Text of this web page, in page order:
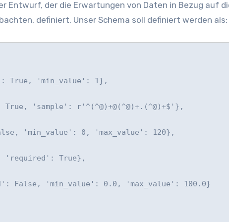
Entwurf, der die Erwartungen von Daten in Bezug auf
definiert. Unser Schema soll definiert werden als:
'min_value': 1},
r'^(^@)+@(^@)+.(^@)+$'},
0, 'max_value': 120},
True},
'min_value': 0.0, 'max_value': 100.0}